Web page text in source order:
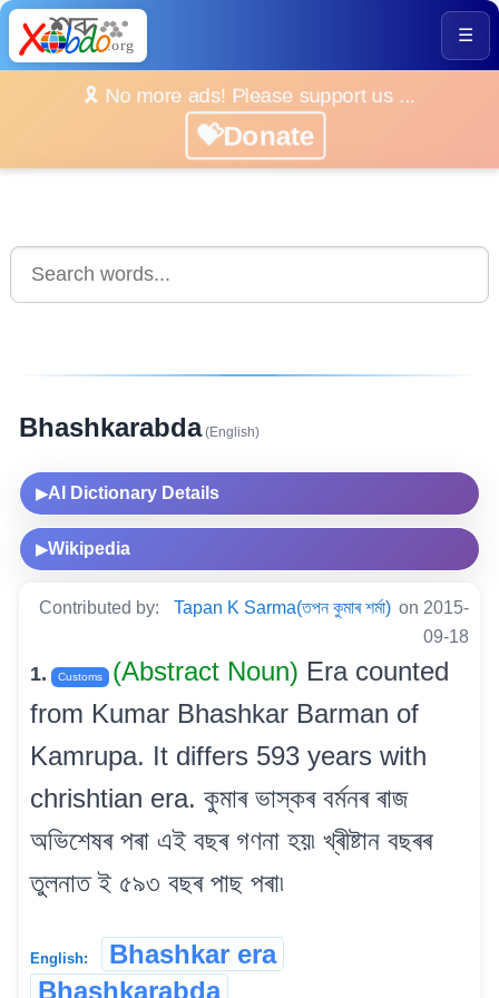
☰
🎗️ No more ads! Please support us ...
💝Donate
Bhashkarabda(English)
▶AI Dictionary Details
▶Wikipedia
Contributed by: Tapan K Sarma(তপন কুমাৰ শৰ্মা) on 2015-
09-18
1. Customs (Abstract Noun) Era counted
from Kumar Bhashkar Barman of
Kamrupa. It differs 593 years with
chrishtian era. কুমাৰ ভাস্কৰ বৰ্মনৰ ৰাজ
অভিশেষৰ পৰা এই বছৰ গণনা হয়৷ খ্ৰীষ্টান বছৰৰ
তুলনাত ই ৫৯৩ বছৰ পাছ পৰা৷
English:
Bhashkar era
Bhashkarabda